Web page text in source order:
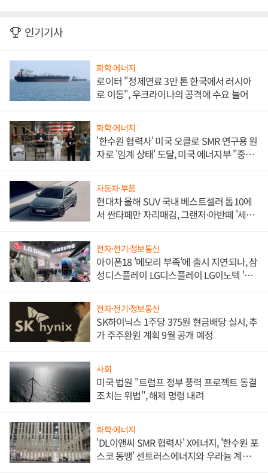
인기기사
화학·에너지
로이터 "정제연료 3만 톤 한국에서 러시아
로 이동", 우크라이나의 공격에 수요 늘어
화학·에너지
'한수원 협력사' 미국 오클로 SMR 연구용 원
자로 '임계 상태' 도달, 미국 에너지부 "중요
자동차·부품
현대차 올해 SUV 국내 베스트셀러 톱10에
서 싼타페만 자리매김, 그랜저·아반떼 '세단
전자·전기·정보통신
아이폰18 '메모리 부족'에 출시 지연되나, 삼
성디스플레이 LG디스플레이 LG이노텍 '탈
전자·전기·정보통신
SK하이닉스 1주당 375원 현금배당 실시, 추
가 주주환원 계획 9월 공개 예정
사회
미국 법원 "트럼프 정부 풍력 프로젝트 동결
조치는 위법", 해제 명령 내려
화학·에너지
'DL이앤씨 SMR 협력사' X에너지, '한수원 포
스코 동맹' 센트러스에너지와 우라늄 계약